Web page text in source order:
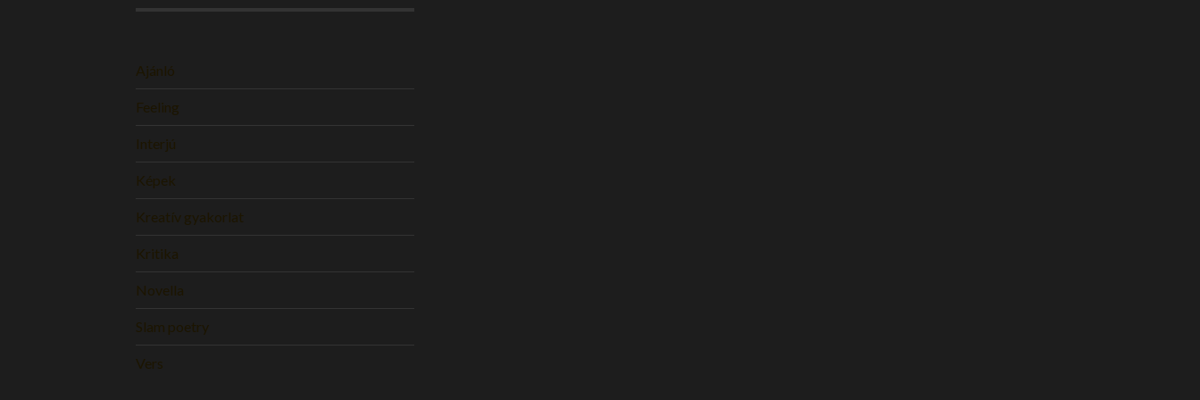
Ajánló
Feeling
Interjú
Képek
Kreatív gyakorlat
Kritika
Novella
Slam poetry
Vers